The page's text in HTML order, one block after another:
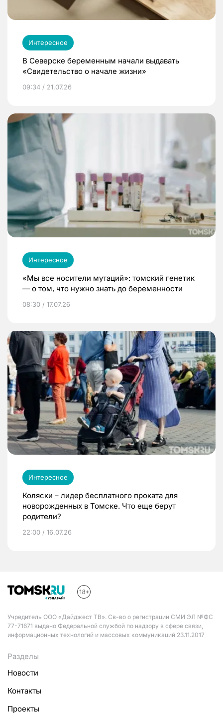
Интересное
В Северске беременным начали выдавать
«Свидетельство о начале жизни»
09:34 / 21.07.26
Интересное
«Мы все носители мутаций»: томский генетик
— о том, что нужно знать до беременности
08:30 / 17.07.26
Интересное
Коляски – лидер бесплатного проката для
новорожденных в Томске. Что еще берут
родители?
22:00 / 16.07.26
Учредитель ООО «Дайджест ТВ». Св-во о регистрации СМИ ЭЛ №ФС
77-71671 выдано Федеральной службой по надзору в сфере связи,
информационных технологий и массовых коммуникаций 23.11.2017
Разделы
Новости
Контакты
Проекты